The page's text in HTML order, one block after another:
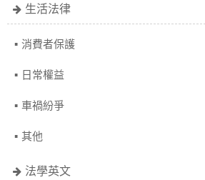
生活法律
消費者保護
日常權益
車禍紛爭
其他
法學英文